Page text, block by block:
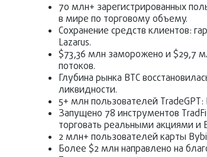
70 млн+ зарегистрированных
в мире по торговому объему.
Сохранение средств клиентов:
Lazarus.
$73,36 млн заморожено и $29,7
потоков.
Глубина рынка BTC
ликвидности.
5+ млн пользователей
Запущено 78 инструментов
торговать реальными акциями и
2 млн+ пользователей карты
Более $2 млн направлено на